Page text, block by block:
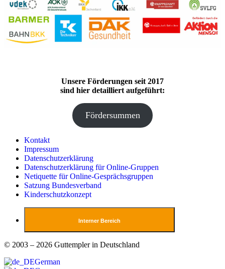
Unsere Förderungen seit 2017
sind hier detailliert aufgeführt:
Fördersummen
Kontakt
Impressum
Datenschutzerklärung
Datenschutzerklärung für Online-Gruppen
Netiquette für Online-Gesprächsgruppen
Satzung Bundesverband
Kinderschutzkonzept
Interner Bereich
© 2003 – 2026 Guttempler in Deutschland
German